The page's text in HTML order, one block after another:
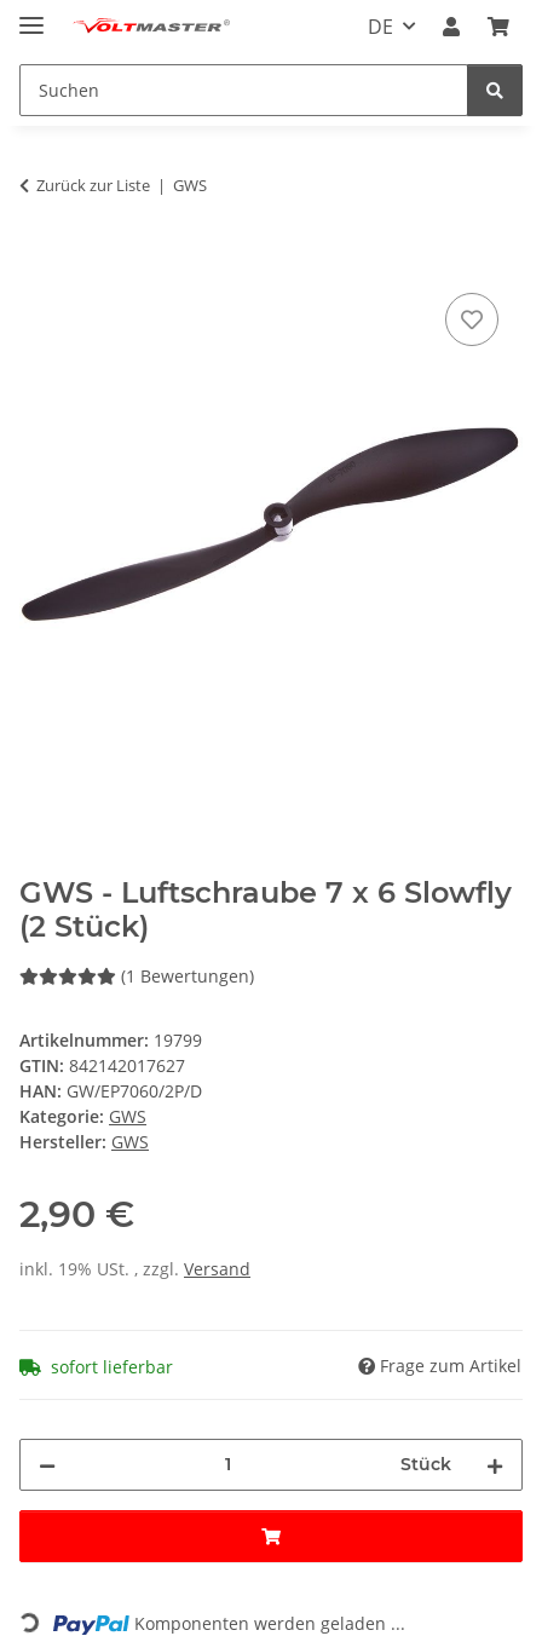
DE
Zurück zur Liste GWS
GWS - Luftschraube 7 x 6 Slowfly
(2 Stück)
(1 Bewertungen)
Artikelnummer: 19799
GTIN: 842142017627
HAN: GW/EP7060/2P/D
Kategorie: GWS
Hersteller: GWS
2,90 €
inkl. 19% USt. , zzgl. Versand
sofort lieferbar Frage zum Artikel
Stück
Loading... Komponenten werden geladen ...